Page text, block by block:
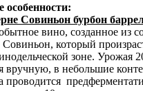
особенности:
Совиньон бурбон
вино, созданное из
который
зоне. Урожая
вручную, в небольшие
проводится